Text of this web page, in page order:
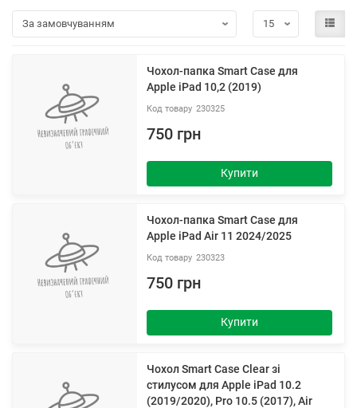
Чохол-папка Smart Case для
Apple iPad 10,2 (2019)
230325
750 грн
Купити
Чохол-папка Smart Case для
Apple iPad Air 11 2024/2025
230323
750 грн
Купити
Чохол Smart Case Clear зі
стилусом для Apple iPad 10.2
(2019/2020), Pro 10.5 (2017), Air